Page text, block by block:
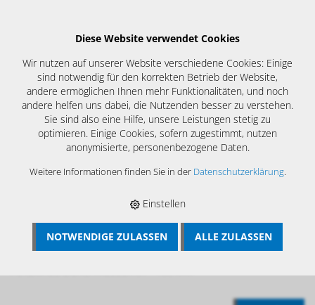
BÖSCH MRS › KAMIN UND KESSELREINIGUNG PUTZMAUS
Diese Website verwendet Cookies
Wir nutzen auf unserer Website verschiedene Cookies: Einige
sind notwendig für den korrekten Betrieb der Website,
andere ermöglichen Ihnen mehr Funktionalitäten, und noch
andere helfen uns dabei, die Nutzenden besser zu verstehen.
Sie sind also eine Hilfe, unsere Leistungen stetig zu
optimieren. Einige Cookies, sofern zugestimmt, nutzen
anonymisierte, personenbezogene Daten.
Weitere Informationen finden Sie in der Datenschutzerklärung.
Einstellen
NOTWENDIGE ZULASSEN ALLE ZULASSEN